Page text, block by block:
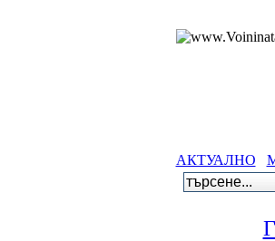
АКТУАЛНО